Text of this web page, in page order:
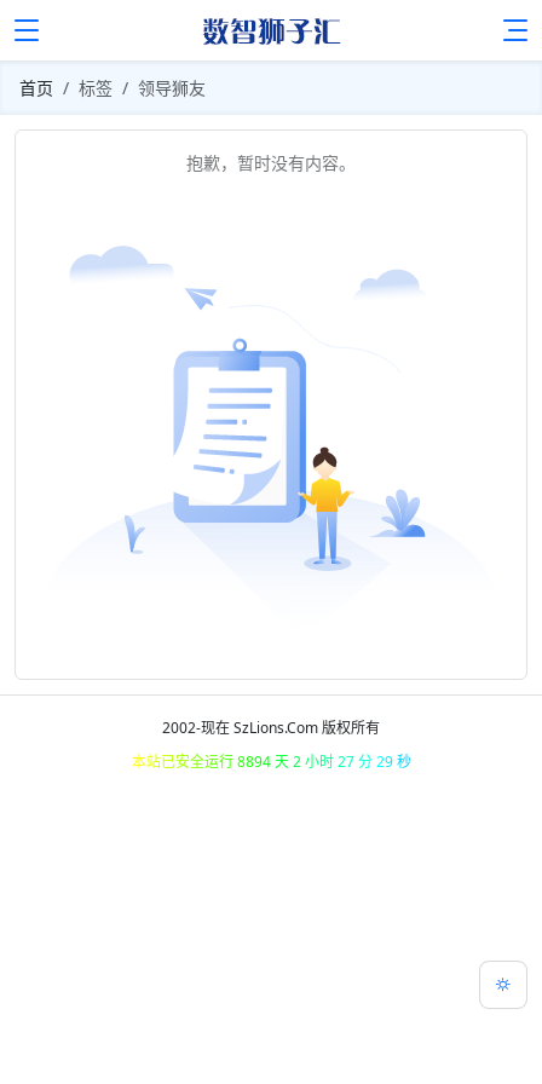
首页 标签 领导狮友
抱歉，暂时没有内容。
2002-现在 SzLions.Com 版权所有
本站已安全运行 8894 天 2 小时 27 分 29 秒